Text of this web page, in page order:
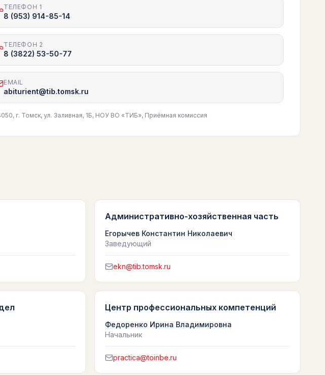
ТЕЛЕФОН 1
8 (953) 914-85-14
ТЕЛЕФОН 2
8 (3822) 53-50-77
EMAIL
abiturient@tib.tomsk.ru
г. Томск, ул. Заливная, 1Б, НОУ ВО «ТИБ», Приёмная комиссия
Административно-хозяйственная часть
Егорычев Константин Николаевич
Заведующий
ekn@tib.tomsk.ru
Центр профессиональных компетенций
Федоренко Ирина Владимировна
Начальник
practica@toinbe.ru